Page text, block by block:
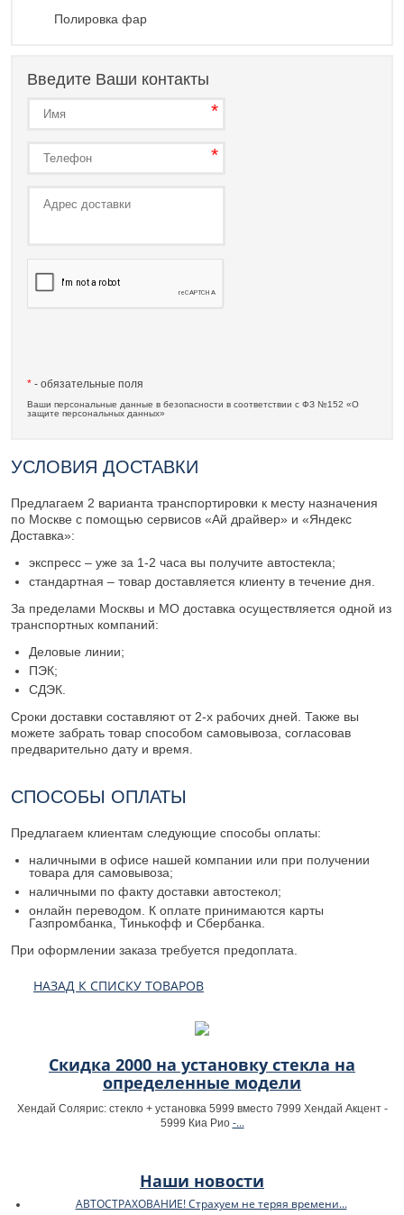
Полировка фар
Введите Ваши контакты
* - обязательные поля
Ваши персональные данные в безопасности в соответствии с ФЗ №152 «О
защите персональных данных»
УСЛОВИЯ ДОСТАВКИ
Предлагаем 2 варианта транспортировки к месту назначения
по Москве с помощью сервисов «Ай драйвер» и «Яндекс
Доставка»:
экспресс – уже за 1-2 часа вы получите автостекла;
стандартная – товар доставляется клиенту в течение дня.
За пределами Москвы и МО доставка осуществляется одной из
транспортных компаний:
Деловые линии;
ПЭК;
СДЭК.
Сроки доставки составляют от 2-х рабочих дней. Также вы
можете забрать товар способом самовывоза, согласовав
предварительно дату и время.
СПОСОБЫ ОПЛАТЫ
Предлагаем клиентам следующие способы оплаты:
наличными в офисе нашей компании или при получении
товара для самовывоза;
наличными по факту доставки автостекол;
онлайн переводом. К оплате принимаются карты
Газпромбанка, Тинькофф и Сбербанка.
При оформлении заказа требуется предоплата.
НАЗАД К СПИСКУ ТОВАРОВ
Скидка 2000 на установку стекла на
определенные модели
Хендай Солярис: стекло + установка 5999 вместо 7999 Хендай Акцент -
5999 Киа Рио -...
Наши новости
АВТОСТРАХОВАНИЕ! Страхуем не теряя времени...